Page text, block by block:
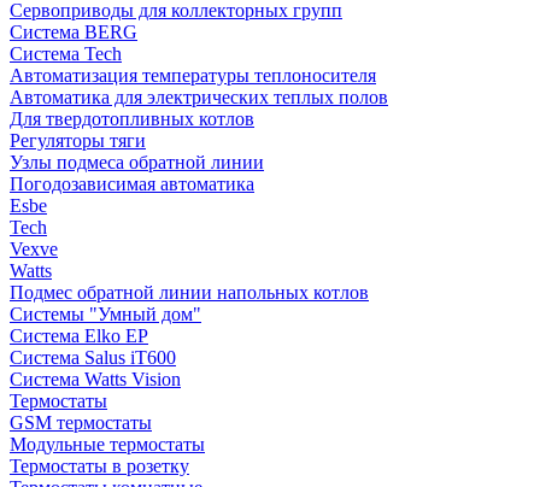
Сервоприводы для коллекторных групп
Система BERG
Система Tech
Автоматизация температуры теплоносителя
Автоматика для электрических теплых полов
Для твердотопливных котлов
Регуляторы тяги
Узлы подмеса обратной линии
Погодозависимая автоматика
Esbe
Tech
Vexve
Watts
Подмес обратной линии напольных котлов
Системы "Умный дом"
Система Elko EP
Система Salus iT600
Система Watts Vision
Термостаты
GSM термостаты
Модульные термостаты
Термостаты в розетку